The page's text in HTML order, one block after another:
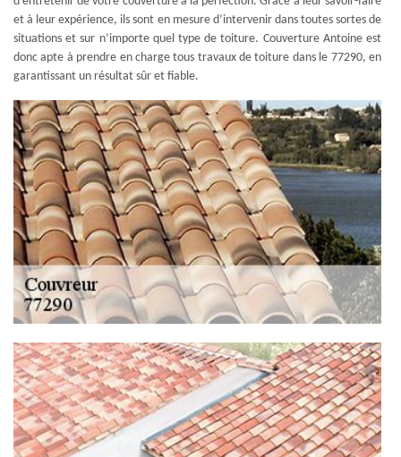
et à leur expérience, ils sont en mesure d’intervenir dans toutes sortes de
situations et sur n’importe quel type de toiture. Couverture Antoine est
donc apte à prendre en charge tous travaux de toiture dans le 77290, en
garantissant un résultat sûr et fiable.